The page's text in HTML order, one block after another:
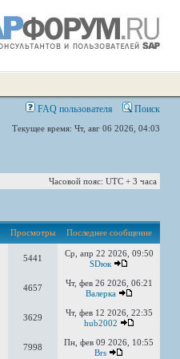
FAQ пользователя Поиск
Текущее время: Чт, авг 06 2026, 04:03
Часовой пояс: UTC + 3 часа
Просмотры Последнее сообщение
5441
Ср, апр 22 2026, 09:50
SDюк
4657
Чт, фев 26 2026, 06:21
Валерка
3629
Чт, фев 12 2026, 22:35
hub2002
7998
Пн, фев 09 2026, 10:55
Brs